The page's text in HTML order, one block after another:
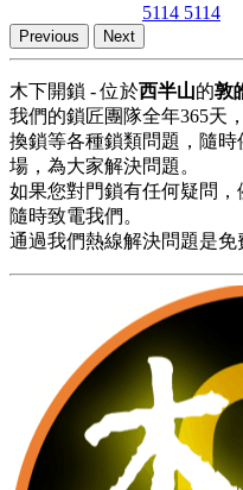
5114 5114
Previous Next
木下開鎖 - 位於西半山的敦
我們的鎖匠團隊全年365天
換鎖等各種鎖類問題，隨
場，為大家解決問題。
如果您對門鎖有任何疑問
隨時致電我們。
通過我們熱線解決問題是免